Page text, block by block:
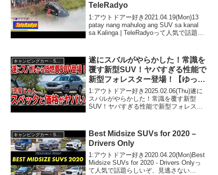
TeleRadyo
1:アウトドアー好き2021.04.19(Mon)13
patay nang mahulog ang SUV sa kanal
sa Kalinga | TeleRadyoって人気で話題ら
遂にスバルがやらかした！常識を
覆す新型SUV！ヤバすぎる性能で
新型フォレスター登場！【ゆっく
り解説】
1:アウトドアー好き2025.02.06(Thu)遂に
スバルがやらかした！常識を覆す新型
SUV！ヤバすぎる性能で新型フォレスタ
ドアー好き2025.02.06(Thu)...
キャンピングカー・SUV人気車種
Best Midsize SUVs for 2020 –
Drivers Only
1:アウトドアー好き2020.04.20(Mon)Best
Midsize SUVs for 2020 - Drivers Onlyっ
て人気で話題らしいぞ、見逃さない